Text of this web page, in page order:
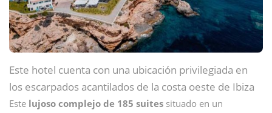
Este hotel cuenta con una ubicación privilegiada en
los escarpados acantilados de la costa oeste de Ibiza
Este lujoso complejo de 185 suites situado en un